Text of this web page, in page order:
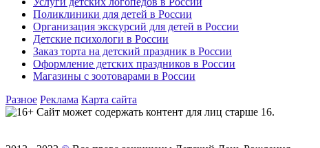
Поликлиники для детей в России
Организация экскурсий для детей в России
Детские психологи в России
Заказ торта на детский праздник в России
Оформление детских праздников в России
Магазины с зоотоварами в России
Разное Реклама Карта сайта
Сайт может содержать контент для лиц старше 16.